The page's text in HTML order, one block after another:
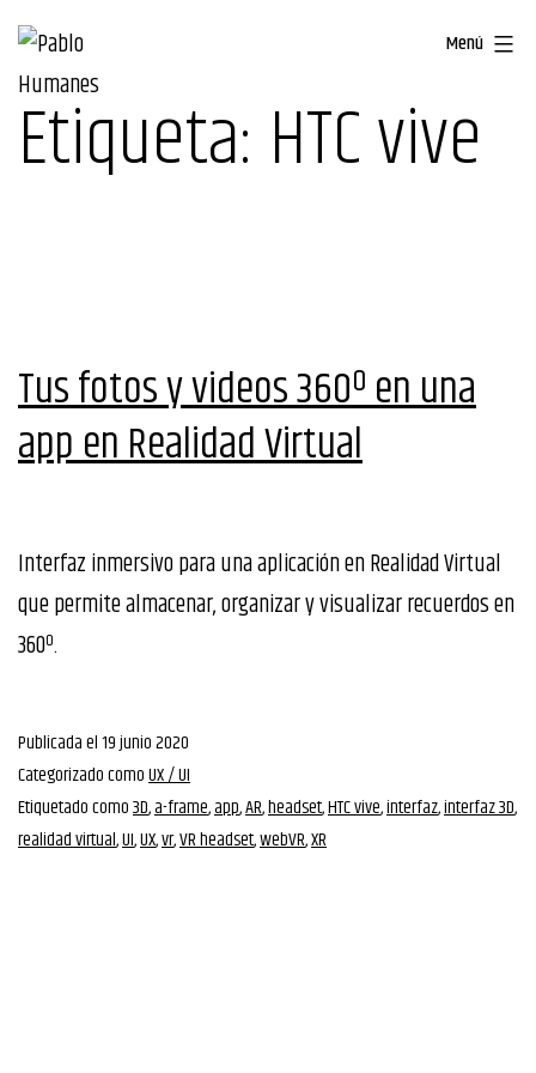
Saltar
contenido
Menú
Etiqueta: HTC vive
Tus fotos y videos 360º en una
app en Realidad Virtual
Interfaz inmersivo para una aplicación en Realidad Virtual
que permite almacenar, organizar y visualizar recuerdos en
360º.
Publicada el19 junio 2020
Categorizado comoUX / UI
Etiquetado como3D,a-frame,app,AR,headset,HTC vive,interfaz,interfaz 3D,
realidad virtual,UI,UX,vr,VR headset,webVR,XR